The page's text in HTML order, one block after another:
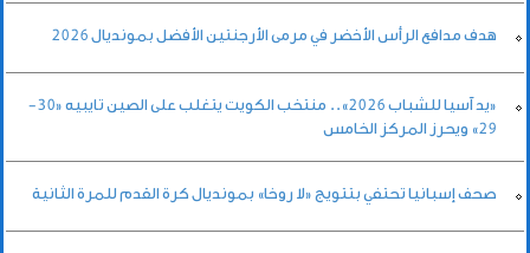
هدف مدافع الرأس الأخضر في مرمى الأرجنتين الأفضل بمونديال 2026
«يد آسيا للشباب 2026».. منتخب الكويت يتغلب على الصين تايبيه «30-
29» ويحرز المركز الخامس
صحف إسبانيا تحتفي بتتويج «لا روخا» بمونديال كرة القدم للمرة الثانية